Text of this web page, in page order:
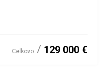
Celkovo 129 000 €